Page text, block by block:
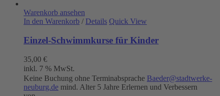
Warenkorb ansehen
In den Warenkorb / Details Quick View
Einzel-Schwimmkurse für Kinder
35,00 €
inkl. 7 % MwSt.
Keine Buchung ohne Terminabsprache Baeder@stadtwerke-
neuburg.de mind. Alter 5 Jahre Erlernen und Verbessern